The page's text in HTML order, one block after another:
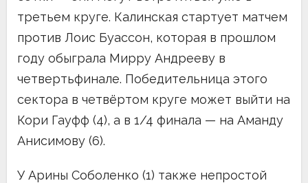
третьем круге. Калинская стартует матчем
против Лоис Буассон, которая в прошлом
году обыграла Мирру Андрееву в
четвертьфинале. Победительница этого
сектора в четвёртом круге может выйти на
Кори Гауфф (4), а в 1/4 финала — на Аманду
Анисимову (6).
У Арины Соболенко (1) также непростой